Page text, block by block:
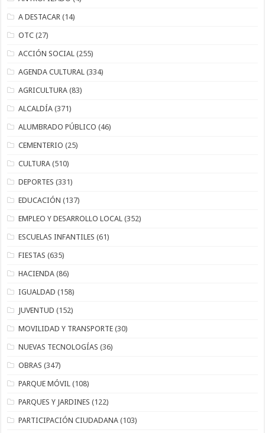
A DESTACAR (14)
OTC (27)
ACCIÓN SOCIAL (255)
AGENDA CULTURAL (334)
AGRICULTURA (83)
ALCALDÍA (371)
ALUMBRADO PÚBLICO (46)
CEMENTERIO (25)
CULTURA (510)
DEPORTES (331)
EDUCACIÓN (137)
EMPLEO Y DESARROLLO LOCAL (352)
ESCUELAS INFANTILES (61)
FIESTAS (635)
HACIENDA (86)
IGUALDAD (158)
JUVENTUD (152)
MOVILIDAD Y TRANSPORTE (30)
NUEVAS TECNOLOGÍAS (36)
OBRAS (347)
PARQUE MÓVIL (108)
PARQUES Y JARDINES (122)
PARTICIPACIÓN CIUDADANA (103)